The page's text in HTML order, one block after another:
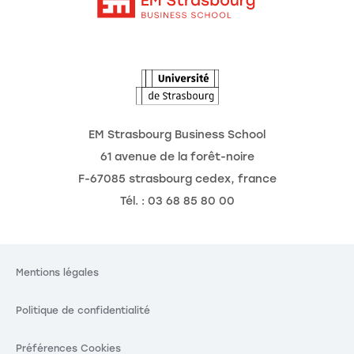
EM Strasbourg Business School
61 avenue de la forêt-noire
F-67085 strasbourg cedex, france
Tél. : 03 68 85 80 00
Mentions légales
Politique de confidentialité
Préférences Cookies